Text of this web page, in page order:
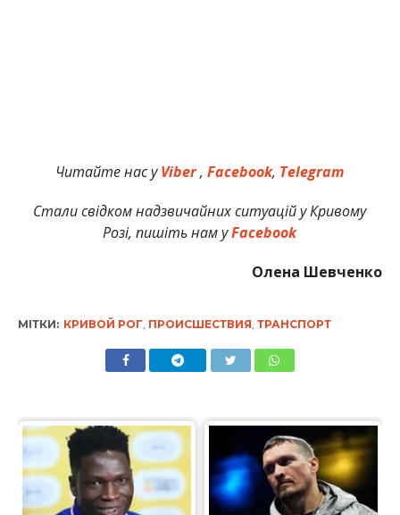
Читайте нас уViber,Facebook, Telegram
Стали свідком надзвичайних ситуацій у Кривому
Розі, пишіть нам уFacebook
Олена Шевченко
МІТКИ: КРИВОЙ РОГ ПРОИСШЕСТВИЯ ТРАНСПОРТ